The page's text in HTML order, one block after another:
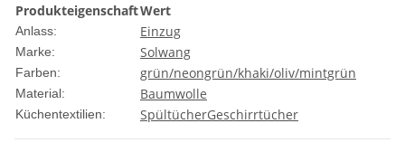
ProdukteigenschaftWert
Anlass: Einzug
Marke: Solwang
Farben: grün/neongrün/khaki/oliv/mintgrün
Material: Baumwolle
Küchentextilien: SpültücherGeschirrtücher